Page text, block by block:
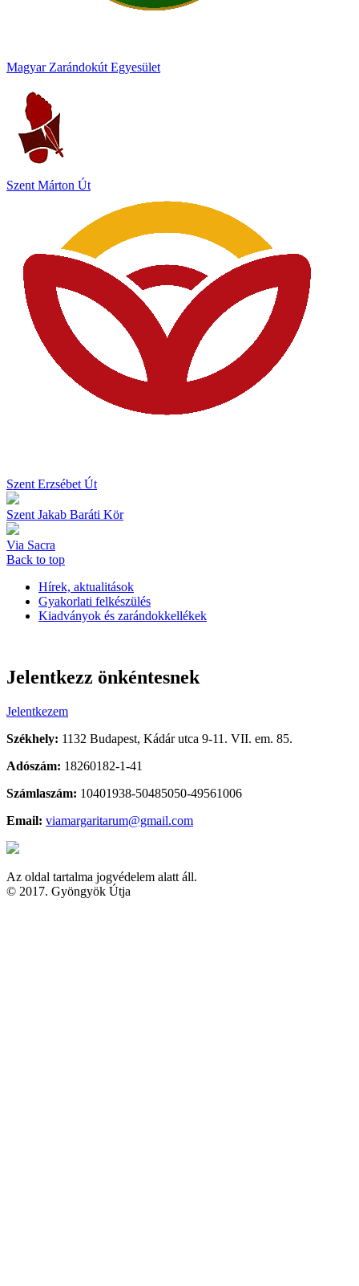
Magyar Zarándokút Egyesület
Szent Márton Út
Szent Erzsébet Út
Szent Jakab Baráti Kör
Via Sacra
Back to top
Hírek, aktualitások
Gyakorlati felkészülés
Kiadványok és zarándokkellékek
Jelentkezz önkéntesnek
Jelentkezem
Székhely: 1132 Budapest, Kádár utca 9-11. VII. em. 85.
Adószám: 18260182-1-41
Számlaszám: 10401938-50485050-49561006
Email: viamargaritarum@gmail.com
Az oldal tartalma jogvédelem alatt áll.
© 2017. Gyöngyök Útja